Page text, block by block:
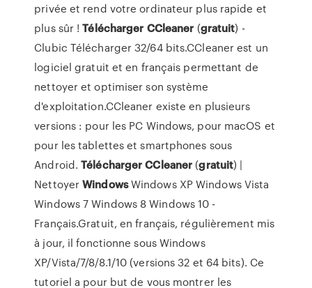
privée et rend votre ordinateur plus rapide et
plus sûr !Télécharger CCleaner (gratuit) -
Clubic Télécharger 32/64 bits.CCleaner est un
logiciel gratuit et en français permettant de
nettoyer et optimiser son système
d'exploitation.CCleaner existe en plusieurs
versions : pour les PC Windows, pour macOS et
pour les tablettes et smartphones sous
Android.Télécharger CCleaner (gratuit) |
NettoyerWindowsWindows XP Windows Vista
Windows 7 Windows 8 Windows 10 -
Français.Gratuit, en français, régulièrement mis
à jour, il fonctionne sous Windows
XP/Vista/7/8/8.1/10 (versions 32 et 64 bits). Ce
tutoriel a pour but de vous montrer les